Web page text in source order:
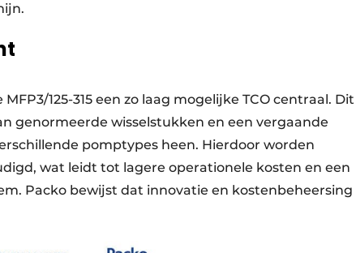
125-315 een zo laag mogelijke TCO centraal. Dit
genormeerde wisselstukken en een vergaande
pomptypes heen. Hierdoor worden
wat leidt tot lagere operationele kosten en een
Packo bewijst dat innovatie en kostenbeheersing